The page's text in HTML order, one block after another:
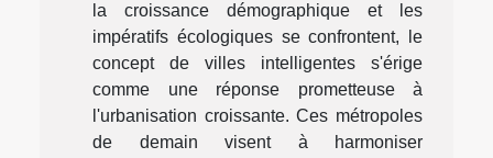
la croissance démographique et les
impératifs écologiques se confrontent, le
concept de villes intelligentes s'érige
comme une réponse prometteuse à
l'urbanisation croissante. Ces métropoles
de demain visent à harmoniser